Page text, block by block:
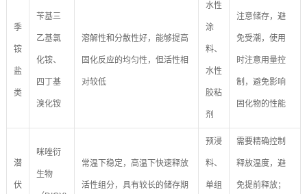
季
铵
盐
类
苄基三
乙基氯
化铵、
四丁基
溴化铵
溶解性和分散性好，能够提高
固化反应的均匀性，但活性相
对较低
水性
涂
料、
水性
胶粘
剂
注意储存，避
免受潮，使用
时注意用量控
制，避免影响
固化物的性能
潜
伏
咪唑衍
生物
常温下稳定，高温下快速释放
活性组分，具有较长的储存期
预浸
料、
单组
需要精确控制
释放温度，避
免提前释放；